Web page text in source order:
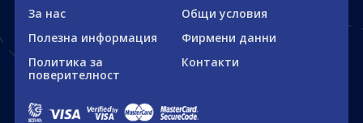
За нас
Общи условия
Полезна информация
Фирмени данни
Политика за
поверителност
Контакти